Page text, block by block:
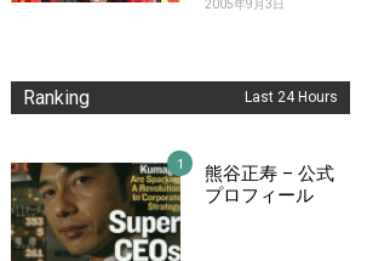
2005年9月3日
Ranking Last 24 Hours
熊谷正寿 – 公式
プロフィール